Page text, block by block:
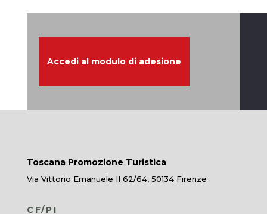
Accedi al modulo di adesione
Toscana Promozione Turistica
Via Vittorio Emanuele II 62/64, 50134 Firenze
CF/PI